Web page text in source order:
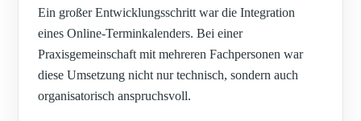
Ein großer Entwicklungsschritt war die Integration
eines Online-Terminkalenders. Bei einer
Praxisgemeinschaft mit mehreren Fachpersonen war
diese Umsetzung nicht nur technisch, sondern auch
organisatorisch anspruchsvoll.